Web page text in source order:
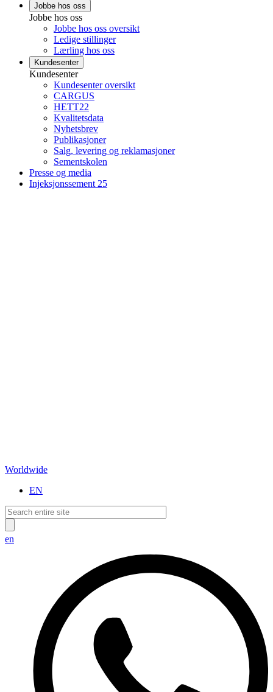
Jobbe hos oss
Jobbe hos oss
Jobbe hos oss oversikt
Ledige stillinger
Lærling hos oss
Kundesenter
Kundesenter
Kundesenter oversikt
CARGUS
HETT22
Kvalitetsdata
Nyhetsbrev
Publikasjoner
Salg, levering og reklamasjoner
Sementskolen
Presse og media
Injeksjonssement 25
Worldwide
EN
en